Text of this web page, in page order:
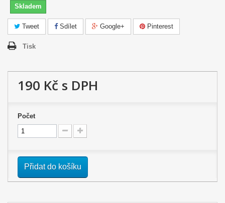
Skladem
Tweet Sdílet Google+ Pinterest
Tisk
190 Kč s DPH
Počet
Přidat do košíku